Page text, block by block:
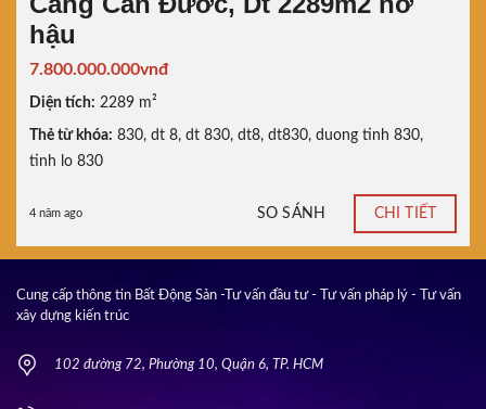
hậu
7.800.000.000vnđ
Diện tích: 2289 m²
Thẻ từ khóa: 830, dt 8, dt 830, dt8, dt830, duong tinh 830,
tinh lo 830
4 năm ago SO SÁNH CHI TIẾT
Cung cấp thông tin Bất Động Sản -Tư vấn đầu tư - Tư vấn pháp lý - Tư vấn
xây dựng kiến trúc
102 đường 72, Phường 10, Quận 6, TP. HCM